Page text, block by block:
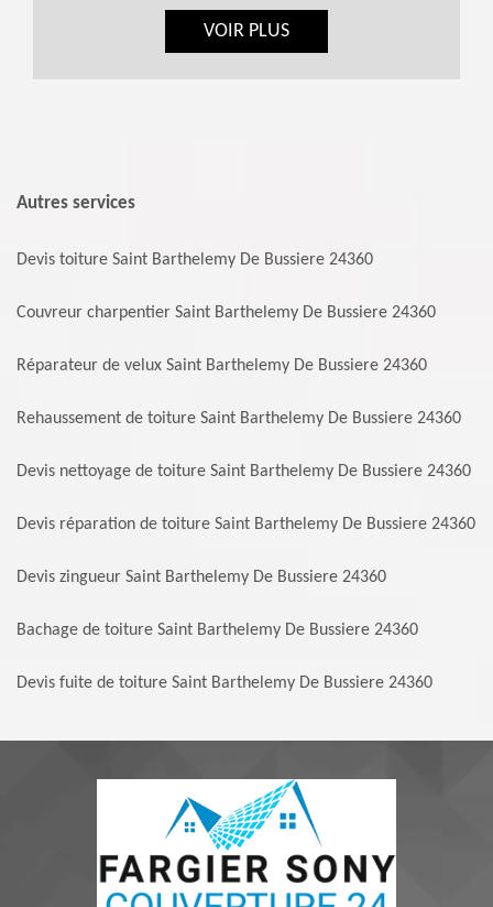
VOIR PLUS
Autres services
Devis toiture Saint Barthelemy De Bussiere 24360
Couvreur charpentier Saint Barthelemy De Bussiere 24360
Réparateur de velux Saint Barthelemy De Bussiere 24360
Rehaussement de toiture Saint Barthelemy De Bussiere 24360
Devis nettoyage de toiture Saint Barthelemy De Bussiere 24360
Devis réparation de toiture Saint Barthelemy De Bussiere 24360
Devis zingueur Saint Barthelemy De Bussiere 24360
Bachage de toiture Saint Barthelemy De Bussiere 24360
Devis fuite de toiture Saint Barthelemy De Bussiere 24360